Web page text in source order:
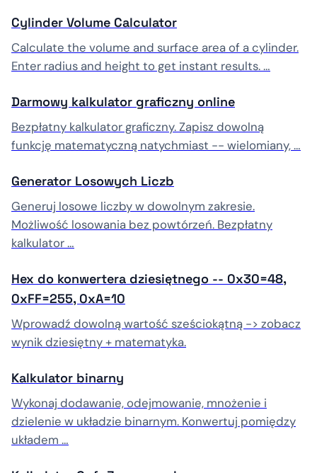
Cylinder Volume Calculator
Calculate the volume and surface area of a cylinder.
Enter radius and height to get instant results. …
Darmowy kalkulator graficzny online
Bezpłatny kalkulator graficzny. Zapisz dowolną
funkcję matematyczną natychmiast -- wielomiany, …
Generator Losowych Liczb
Generuj losowe liczby w dowolnym zakresie.
Możliwość losowania bez powtórzeń. Bezpłatny
kalkulator …
Hex do konwertera dziesiętnego -- 0x30=48,
0xFF=255, 0xA=10
Wprowadź dowolną wartość sześciokątną -> zobacz
wynik dziesiętny + matematyka.
Kalkulator binarny
Wykonaj dodawanie, odejmowanie, mnożenie i
dzielenie w układzie binarnym. Konwertuj pomiędzy
układem …